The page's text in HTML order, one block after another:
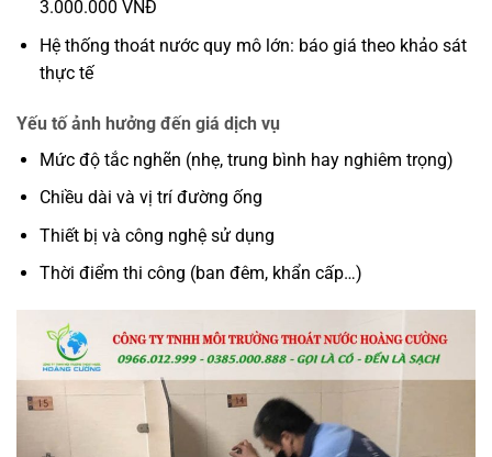
3.000.000 VNĐ
Hệ thống thoát nước quy mô lớn: báo giá theo khảo sát
thực tế
Yếu tố ảnh hưởng đến giá dịch vụ
Mức độ tắc nghẽn (nhẹ, trung bình hay nghiêm trọng)
Chiều dài và vị trí đường ống
Thiết bị và công nghệ sử dụng
Thời điểm thi công (ban đêm, khẩn cấp…)